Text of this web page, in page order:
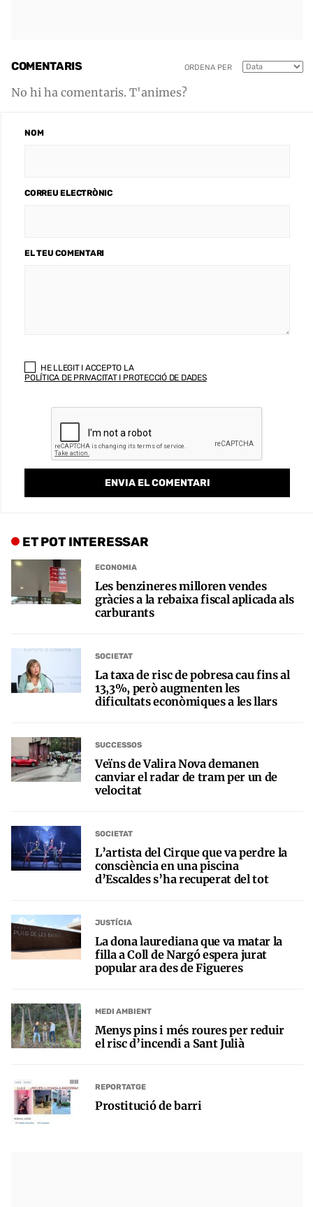
COMENTARIS ORDENA PER
No hi ha comentaris. T'animes?
NOM
CORREU ELECTRÒNIC
EL TEU COMENTARI
HE LLEGIT I ACCEPTO LA
POLÍTICA DE PRIVACITAT I PROTECCIÓ DE DADES
ET POT INTERESSAR
ECONOMIA
Les benzineres milloren vendes
gràcies a la rebaixa fiscal aplicada als
carburants
SOCIETAT
La taxa de risc de pobresa cau fins al
13,3%, però augmenten les
dificultats econòmiques a les llars
SUCCESSOS
Veïns de Valira Nova demanen
canviar el radar de tram per un de
velocitat
SOCIETAT
L’artista del Cirque que va perdre la
consciència en una piscina
d’Escaldes s’ha recuperat del tot
JUSTÍCIA
La dona laurediana que va matar la
filla a Coll de Nargó espera jurat
popular ara des de Figueres
MEDI AMBIENT
Menys pins i més roures per reduir
el risc d’incendi a Sant Julià
REPORTATGE
Prostitució de barri